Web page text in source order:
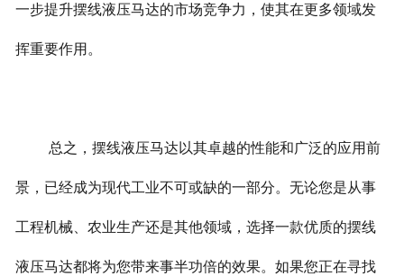
一步提升摆线液压马达的市场竞争力，使其在更多领域发
挥重要作用。
总之，摆线液压马达以其卓越的性能和广泛的应用前
景，已经成为现代工业不可或缺的一部分。无论您是从事
工程机械、农业生产还是其他领域，选择一款优质的摆线
液压马达都将为您带来事半功倍的效果。如果您正在寻找